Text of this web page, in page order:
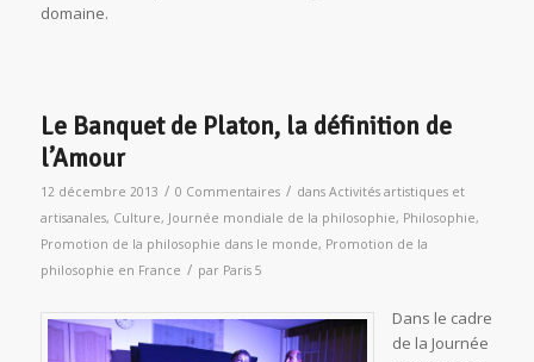
domaine.
Le Banquet de Platon, la définition de
l’Amour
12 décembre 2013 / 0 Commentaires / dans Activités artistiques et
artisanales, Culture, Journée mondiale de la philosophie, Philosophie,
Promotion de la philosophie dans le monde, Promotion de la
philosophie en France / par Paris 5
Dans le cadre
de la Journée